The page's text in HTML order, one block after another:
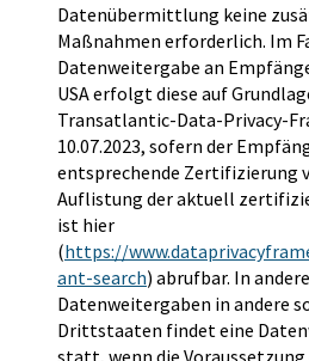
Datenübermittlung keine
Maßnahmen erforderlich. Im
Datenweitergabe an
USA erfolgt diese auf
Transatlantic-Data-Privacy-
10.07.2023, sofern der
entsprechende Zertifizierung
Auflistung der aktuell
ist hier
(https://
ant-search) abrufbar. In
Datenweitergaben in andere
Drittstaaten findet eine
statt, wenn die Voraussetzung